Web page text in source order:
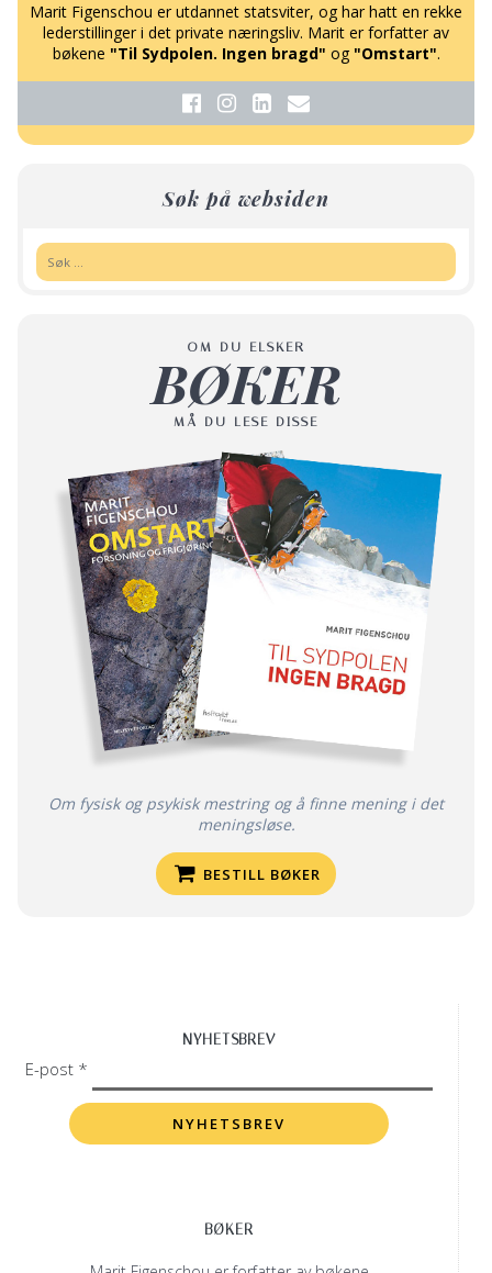
Marit Figenschou er utdannet statsviter, og har hatt en rekke
lederstillinger i det private næringsliv. Marit er forfatter av
bøkene "Til Sydpolen. Ingen bragd" og "Omstart".
Søk på websiden
OM DU ELSKER
BØKER
MÅ DU LESE DISSE
Om fysisk og psykisk mestring og å finne mening i det
meningsløse.
BESTILL BØKER
NYHETSBREV
E-post *
BØKER